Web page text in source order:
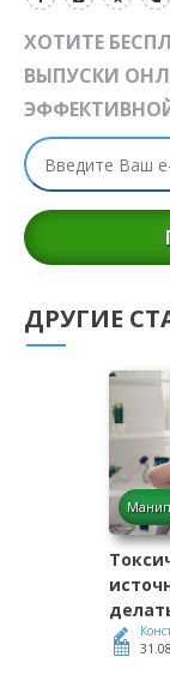
ХОТИТЕ
ВЫПУСКИ
ДРУГИЕ